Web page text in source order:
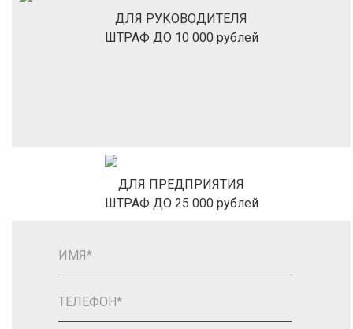
ДЛЯ РУКОВОДИТЕЛЯ
ШТРАФ ДО 10 000 рублей
ДЛЯ ПРЕДПРИЯТИЯ
ШТРАФ ДО 25 000 рублей